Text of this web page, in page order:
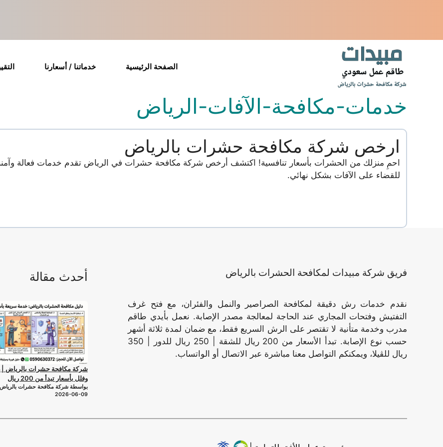
الصفحة الرئيسية خدماتنا / أسعارنا
خدمات-مكافحة-الآفات-الرياض
ارخص شركة مكافحة حشرات بالرياض
احمِ منزلك من الحشرات بأسعار تنافسية! اكتشف أرخص شركة مكافحة حشرات في الرياض تقدم خدمات فعالة
للقضاء على الآفات بشكل نهائي.
فريق شركة مبيدات لمكافحة الحشرات بالرياض
نقدم خدمات رش دقيقة لمكافحة الصراصير والنمل والفئران، مع فتح غرف
التفتيش وفتحات المجاري عند الحاجة لمعالجة مصدر الإصابة. نعمل بأيدي طاقم
مدرب وخدمة متأنية لا تقتصر على الرش السريع فقط، مع ضمان لمدة ثلاثة أشهر
حسب نوع الإصابة. تبدأ الأسعار من 200 ريال للشقة | 250 ريال للدور | 350
ريال للڤيلا، ويمكنكم التواصل معنا مباشرة عبر الاتصال أو الواتساب.
أحدث مقالة
شركة مكافحة حشرات
وفلل بأسعار تبدأ من 200 ريال
بواسطة شركة مكافحة حشرات بالرياض
2026-06-09